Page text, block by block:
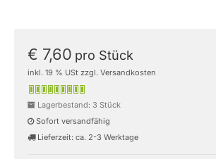
€ 7,60 pro Stück
inkl. 19 % USt zzgl. Versandkosten
Lagerbestand: 3 Stück
Sofort versandfähig
Lieferzeit: ca. 2-3 Werktage